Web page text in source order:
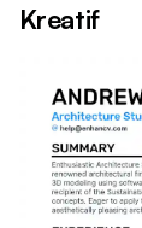
Kreatif